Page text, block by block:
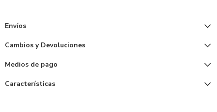
Envíos
Cambios y Devoluciones
Medios de pago
Características